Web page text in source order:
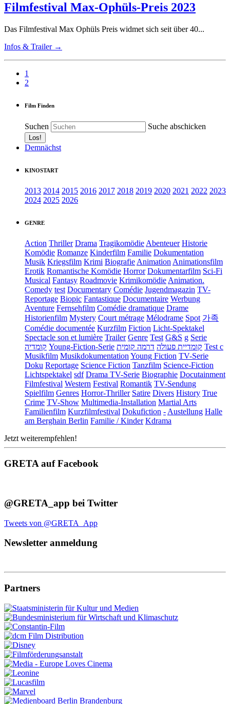
Filmfestival Max-Ophüls-Preis 2023
Das Filmfestival Max Ophüls Preis widmet sich seit über 40...
Infos & Trailer →
1
2
Film Finden
Suchen Suche abschicken
Demnächst
KINOSTART
2013 2014 2015 2016 2017 2018 2019 2020 2021 2022 2023
2024 2025 2026
GENRE
Action Thriller Drama Tragikomödie Abenteuer Historie
Komödie Romanze Kinderfilm Familie Dokumentation
Musik Kriegsfilm Krimi Biografie Animation Animationsfilm
Erotik Romantische Komödie Horror Dokumentarfilm Sci-Fi
Musical Fantasy Roadmovie Krimikomödie Animation.
Comedy test Documentary Comédie Jugendmagazin TV-
Reportage Biopic Fantastique Documentaire Werbung
Aventure Fernsehfilm Comédie dramatique Drame
Historienfilm Mystery Court métrage Mélodrame Spot 가족
Comédie documentée Kurzfilm Fiction Licht-Spektakel
Spectacle son et lumière Trailer Genre Test G&S g Serie
קומדיה Young-Fiction-Serie קומדיית פעולה דרמה קומית
Test c
Musikfilm Musikdokumentation Young Fiction TV-Serie
Doku Reportage Science Fiction Tanzfilm Science-Fiction
Lichtspektakel sdf Drama TV-Serie Biographie Docutainment
Filmfestival Western Festival Romantik TV-Sendung
Spielfilm Genres Horror-Thriller Satire Divers History True
Crime TV-Show Multimedia-Installation Martial Arts
Familienfilm Kurzfilmfestival Dokufiction - Austellung Halle
am Berghain Berlin Familie / Kinder Kdrama
Jetzt weiterempfehlen!
GRETA auf Facebook
@GRETA_app bei Twitter
Tweets von @GRETA_App
Newsletter anmeldung
Partners